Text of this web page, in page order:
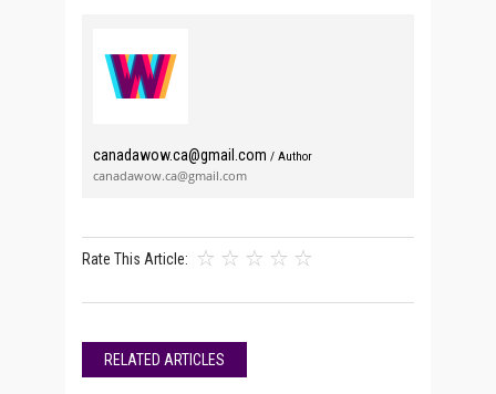
canadawow.ca@gmail.com / Author
canadawow.ca@gmail.com
Rate This Article:
RELATED ARTICLES